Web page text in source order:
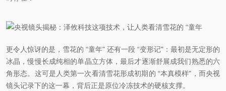
更令人惊讶的是，雪花的 “童年" 还有一段 “变形记"：最初是无定形的
冰晶，慢慢长成纯相的单晶立方体，最后才逐渐舒展成我们熟悉的六
角形态。这可是人类第一次看清雪花形成初期的 “本真模样"，而央视
镜头记录下的这一幕，背后正是原位冷冻技术的硬核支撑。